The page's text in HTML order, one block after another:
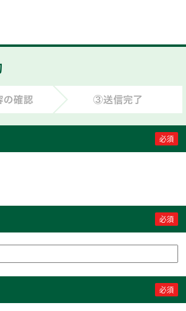
必須
必須
必須